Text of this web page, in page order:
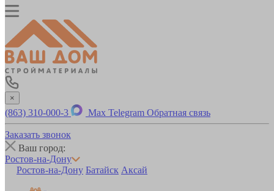
×
(863) 310-000-3 Max Telegram Обратная связь
Заказать звонок
Ваш город:
Ростов-на-Дону
Ростов-на-Дону Батайск Аксай